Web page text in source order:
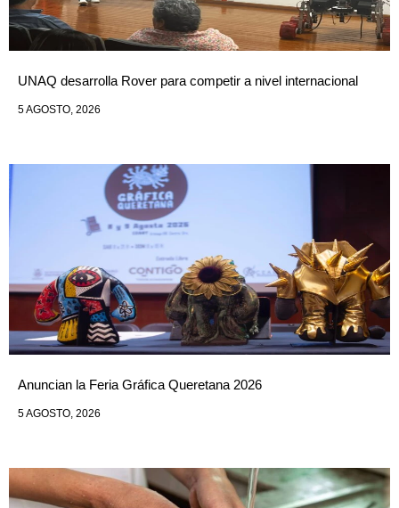
UNAQ desarrolla Rover para competir a nivel internacional
5 AGOSTO, 2026
Anuncian la Feria Gráfica Queretana 2026
5 AGOSTO, 2026